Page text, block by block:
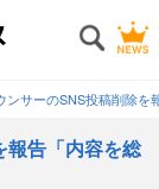
ンサーのSNS投稿削除
報告「内容を総